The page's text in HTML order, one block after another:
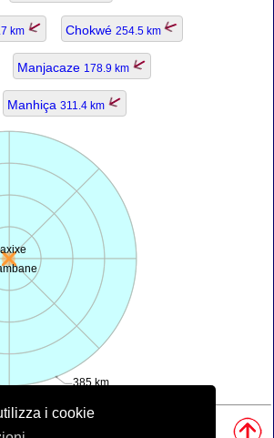
i cookie
km Chokwé 254.5 km
Manjacaze 178.9 km
Manhiça 311.4 km
385 km